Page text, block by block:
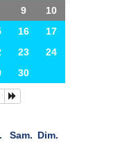
9
10
16
17
23
24
30
Sam. Dim.